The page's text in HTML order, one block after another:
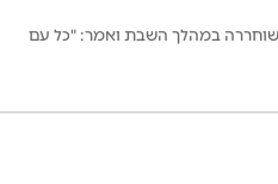
במהלך השבת ואמר: "כל עם